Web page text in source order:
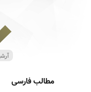
مطالب فارسی